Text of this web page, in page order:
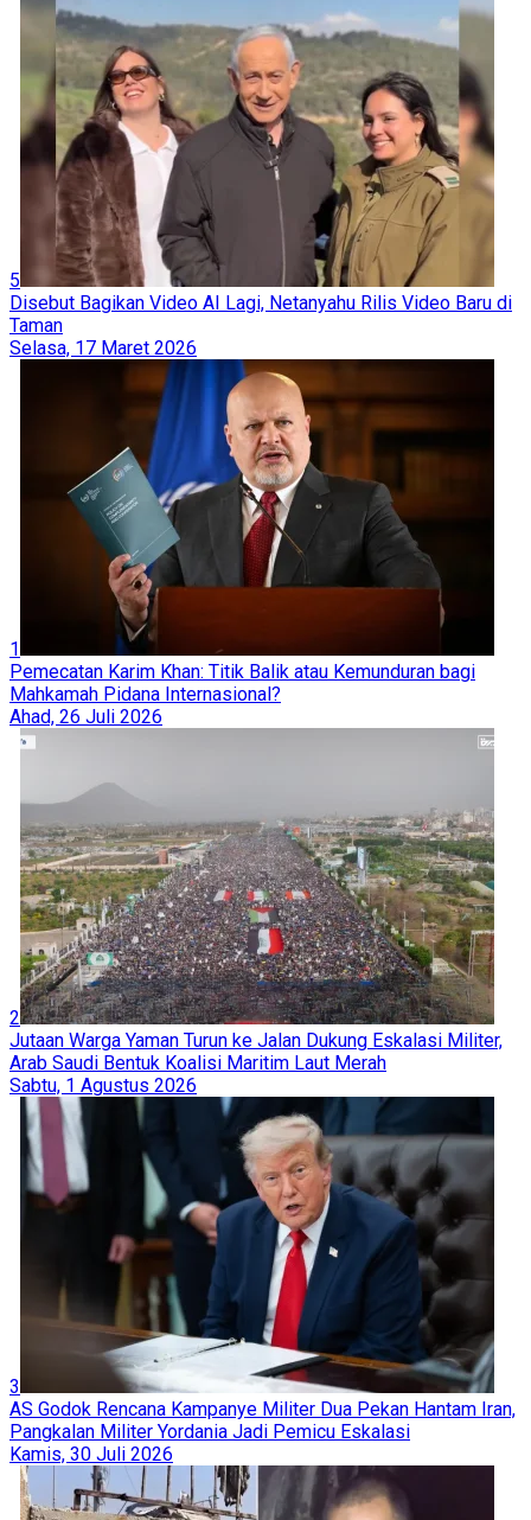
5
Disebut Bagikan Video AI Lagi, Netanyahu Rilis Video Baru di
Taman
Selasa, 17 Maret 2026
1
Pemecatan Karim Khan: Titik Balik atau Kemunduran bagi
Mahkamah Pidana Internasional?
Ahad, 26 Juli 2026
2
Jutaan Warga Yaman Turun ke Jalan Dukung Eskalasi Militer,
Arab Saudi Bentuk Koalisi Maritim Laut Merah
Sabtu, 1 Agustus 2026
3
AS Godok Rencana Kampanye Militer Dua Pekan Hantam Iran,
Pangkalan Militer Yordania Jadi Pemicu Eskalasi
Kamis, 30 Juli 2026